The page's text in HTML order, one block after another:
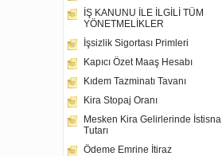
İŞ KANUNU İLE İLGİLİ TÜM
YÖNETMELİKLER
İşsizlik Sigortası Primleri
Kapıcı Özet Maaş Hesabı
Kıdem Tazminatı Tavanı
Kira Stopaj Oranı
Mesken Kira Gelirlerinde İstisna
Tutarı
Ödeme Emrine İtiraz